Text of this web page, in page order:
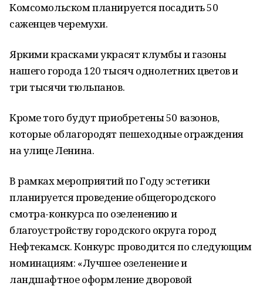
Комсомольском планируется посадить 50
саженцев черемухи.
Яркими красками украсят клумбы и газоны
нашего города 120 тысяч однолетних цветов и
три тысячи тюльпанов.
Кроме того будут приобретены 50 вазонов,
которые облагородят пешеходные ограждения
на улице Ленина.
В рамках мероприятий по Году эстетики
планируется проведение общегородского
смотра-конкурса по озеленению и
благоустройству городского округа город
Нефтекамск. Конкурс проводится по следующим
номинациям: «Лучшее озеленение и
ландшафтное оформление дворовой